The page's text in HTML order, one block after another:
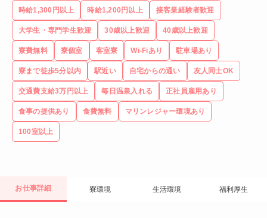
時給1,300円以上
時給1,200円以上 接客業経験者歓迎
大学生・専門学生歓迎 30歳以上歓迎 40歳以上歓迎
寮費無料 寮個室 客室寮 Wi-Fiあり 駐車場あり
寮まで徒歩5分以内 駅近い 自宅からの通い 友人同士OK
交通費支給3万円以上 毎日温泉入れる 正社員雇用あり
食事の提供あり 食費無料 マリンレジャー環境あり
100室以上
お仕事詳細 寮環境 生活環境 福利厚生